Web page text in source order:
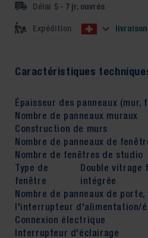
Délai 5 - 7 jr. ouvrés
Expédition
Caractéristiques
Épaisseur des panneaux (mur,
Nombre de panneaux muraux
Construction de murs
Nombre de panneaux de
Nombre de fenêtres de studio
Type de
fenêtre
Double vitrage
intégrée
Nombre de panneaux de
l'interrupteur d'alimentation/
Connexion électrique
Interrupteur d'éclairage